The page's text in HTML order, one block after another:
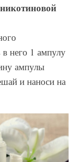
него 1 ампулу
ампулы
и наноси на